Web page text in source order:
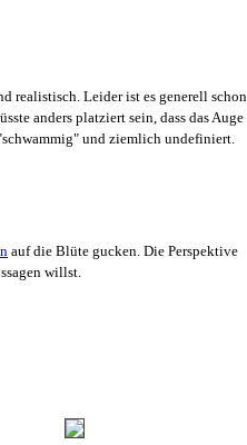
realistisch. Leider ist es generell schon
anders platziert sein, dass das Auge
und ziemlich undefiniert.
auf die Blüte gucken. Die Perspektive
willst.